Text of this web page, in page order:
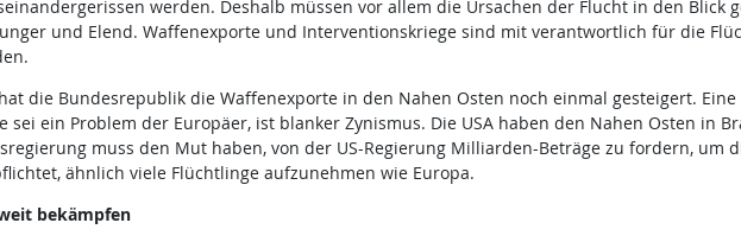
werden. Deshalb müssen vor allem die Ursachen der Flucht in den Blick
und Elend. Waffenexporte und Interventionskriege sind mit verantwortlich für die
die Bundesrepublik die Waffenexporte in den Nahen Osten noch einmal gesteigert. Eine
sei ein Problem der Europäer, ist blanker Zynismus. Die USA haben den Nahen Osten in
muss den Mut haben, von der US-Regierung Milliarden-Beträge zu fordern,
ähnlich viele Flüchtlinge aufzunehmen wie Europa.
bekämpfen